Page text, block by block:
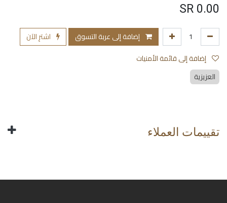
0.00
إضافة إلى عربة التسوق
اشترِ الآن
العزيزية
تقييمات العملاء